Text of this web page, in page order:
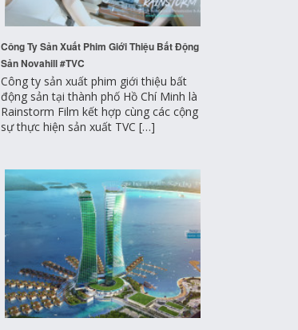
Công Ty Sản Xuất Phim Giới Thiệu Bất Động
Sản Novahill #TVC
Công ty sản xuất phim giới thiệu bất
động sản tại thành phố Hồ Chí Minh là
Rainstorm Film kết hợp cùng các cộng
sự thực hiện sản xuất TVC […]